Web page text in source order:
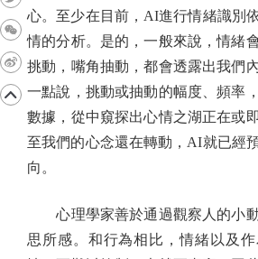
心。至少在目前，AI進行情緒識別
情的分析。是的，一般來說，情緒
挑動，嘴角抽動，都會透露出我們
一點說，挑動或抽動的幅度、頻率
數據，從中窺探出心情之湖正在或
至我們的心念還在轉動，AI就已經
向。
心理學家善於通過觀察人的小動
思所感。和行為相比，情緒以及